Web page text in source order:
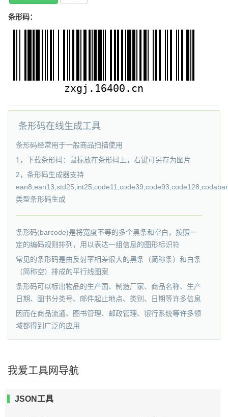
条形码：
条形码在线生成工具
条形码经常用于一般商品扫描使用
1，下载条形码：鼠标放在条形码上，右键可另存为图片
2，条形码生成器支持
类型条形码生成
条形码(barcode)是将宽度不等的多个黑条和空白，按照一
定的编码规则排列，用以表达一组信息的图形标识符
常见的条形码是由反射率相差很大的黑条（简称条）和白条
（简称空）排成的平行线图案
条形码可以标出物品的生产国、制造厂家、商品名称、生产
日期、图书分类号、邮件起止地点、类别、日期等许多信息
因而在商品流通、图书管理、邮政管理、银行系统等许多领
域都得到广泛的应用
我爱工具网导航
JSON工具